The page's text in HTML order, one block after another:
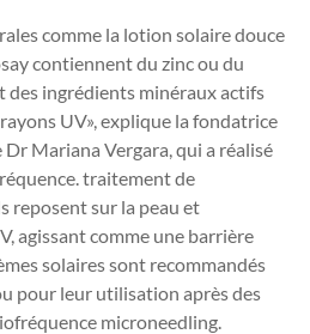
comme la lotion solaire douce
contiennent du zinc ou du
des ingrédients minéraux actifs
UV», explique la fondatrice
Mariana Vergara, qui a réalisé
traitement de
reposent sur la peau et
agissant comme une barrière
solaires sont recommandés
pour leur utilisation après des
microneedling.